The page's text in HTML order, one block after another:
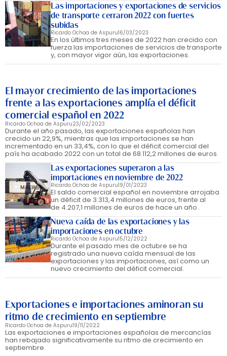
Las importaciones y exportaciones de servicios
de transporte cerraron 2022 con fuertes
subidas
Ricardo Ochoa de Aspuru16/03/2023
En los últimos tres meses de 2022 han crecido con
fuerza las importaciones de servicios de transporte
y, con mayor vigor aún, las exportaciones.
El mayor crecimiento de las importaciones
frente a las exportaciones amplía el déficit
comercial español en 2022
Ricardo Ochoa de Aspuru23/02/2023
Durante el año pasado, las exportaciones españolas han
crecido un 22,9%, mientras que las importaciones se han
incrementado en un 33,4%, con lo que el déficit comercial del
país ha acabado 2022 con un total de 68.112,2 millones de euros.
Las exportaciones superaron a las
importaciones en noviembre de 2022
Ricardo Ochoa de Aspuru19/01/2023
El saldo comercial español en noviembre arrojaba
un déficit de 3.313,4 millones de euros, frente al
de 4.207,1 millones de euros de hace un año.
Nueva caída de las exportaciones y las
importaciones en octubre
Ricardo Ochoa de Aspuru15/12/2022
Durante el pasado mes de octubre se ha
registrado una nueva caída mensual de las
exportaciones y las importaciones, así como un
nuevo crecimiento del déficit comercial.
Exportaciones e importaciones aminoran su
ritmo de crecimiento en septiembre
Ricardo Ochoa de Aspuru19/11/2022
Las exportaciones e importaciones españolas de mercancías
han rebajado significativamente su ritmo de crecimiento en
septiembre.